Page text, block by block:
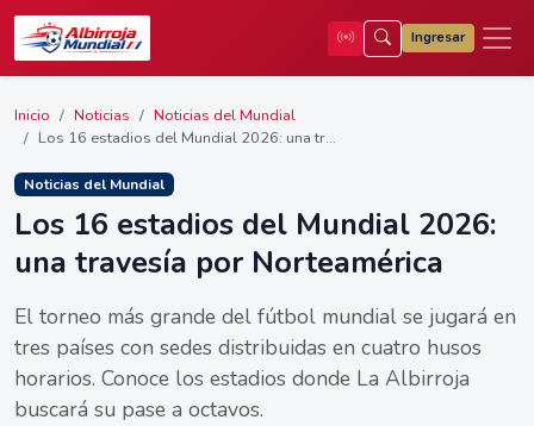
Ingresar
Inicio Noticias
Noticias del Mundial
Los 16 estadios del Mundial 2026: una tr...
Noticias del Mundial
Los 16 estadios del Mundial 2026:
una travesía por Norteamérica
El torneo más grande del fútbol mundial se jugará en
tres países con sedes distribuidas en cuatro husos
horarios. Conoce los estadios donde La Albirroja
buscará su pase a octavos.